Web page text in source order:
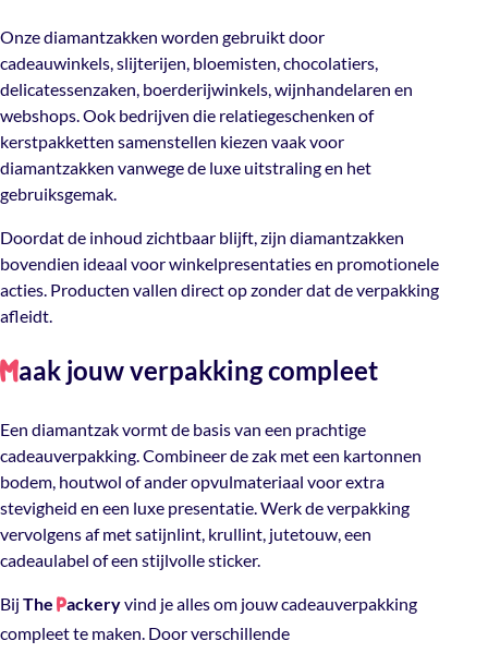
Onze diamantzakken worden gebruikt door
cadeauwinkels, slijterijen, bloemisten, chocolatiers,
delicatessenzaken, boerderijwinkels, wijnhandelaren en
webshops. Ook bedrijven die relatiegeschenken of
kerstpakketten samenstellen kiezen vaak voor
diamantzakken vanwege de luxe uitstraling en het
gebruiksgemak.
Doordat de inhoud zichtbaar blijft, zijn diamantzakken
bovendien ideaal voor winkelpresentaties en promotionele
acties. Producten vallen direct op zonder dat de verpakking
afleidt.
Maak jouw verpakking compleet
Een diamantzak vormt de basis van een prachtige
cadeauverpakking. Combineer de zak met een kartonnen
bodem, houtwol of ander opvulmateriaal voor extra
stevigheid en een luxe presentatie. Werk de verpakking
vervolgens af met satijnlint, krullint, jutetouw, een
cadeaulabel of een stijlvolle sticker.
Bij The Packeryvind je alles om jouw cadeauverpakking
compleet te maken. Door verschillende